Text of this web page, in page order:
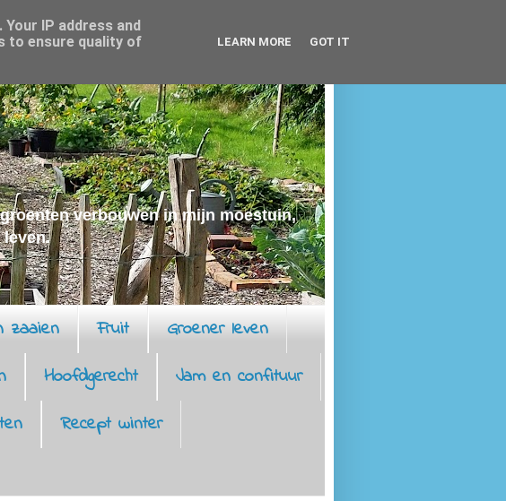
verbouwen in mijn moestuin,
leven.
zaaien Fruit
Groener leven
Hoofdgerecht
Jam en confituur
Recept winter
IP address and
to ensure quality of
LEARN MORE GOT IT